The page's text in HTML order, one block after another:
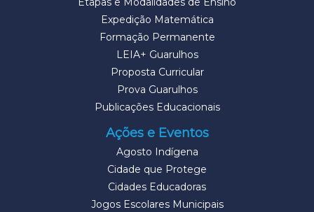
Expedição Matemática
Formação Permanente
LEIA+ Guarulhos
Proposta Curricular
Prova Guarulhos
Publicações Educacionais
Ações e Eventos
Agosto Indígena
Cidade que Protege
Cidades Educadoras
Jogos Escolares Municipais